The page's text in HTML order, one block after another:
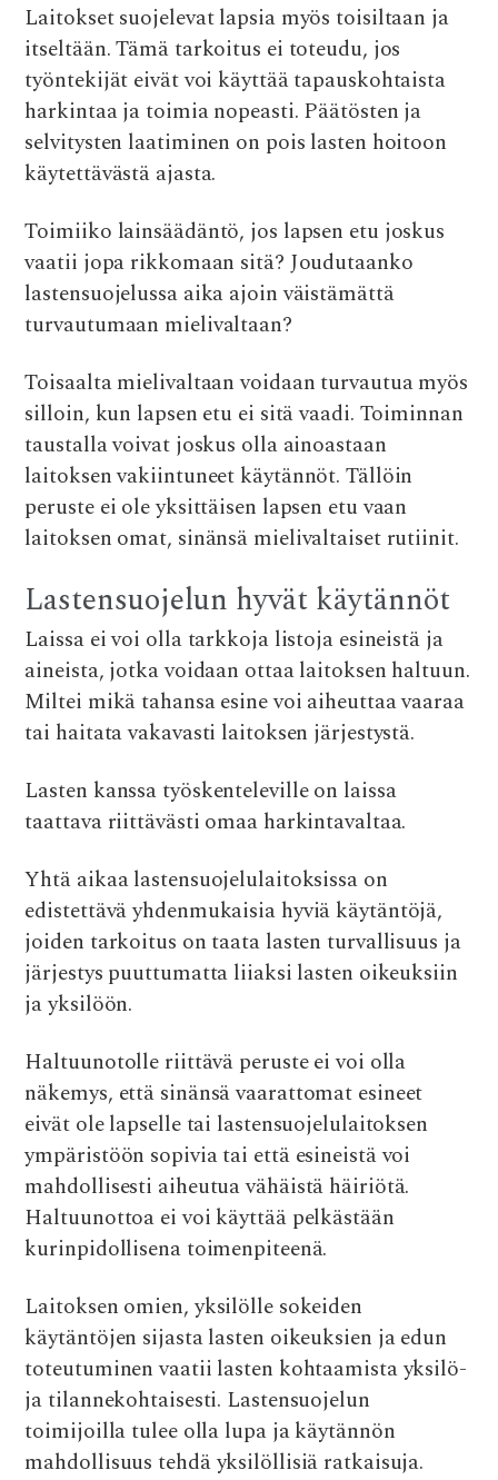
Laitokset suojelevat lapsia myös toisiltaan ja
itseltään. Tämä tarkoitus ei toteudu, jos
työntekijät eivät voi käyttää tapauskohtaista
harkintaa ja toimia nopeasti. Päätösten ja
selvitysten laatiminen on pois lasten hoitoon
käytettävästä ajasta.
Toimiiko lainsäädäntö, jos lapsen etu joskus
vaatii jopa rikkomaan sitä? Joudutaanko
lastensuojelussa aika ajoin väistämättä
turvautumaan mielivaltaan?
Toisaalta mielivaltaan voidaan turvautua myös
silloin, kun lapsen etu ei sitä vaadi. Toiminnan
taustalla voivat joskus olla ainoastaan
laitoksen vakiintuneet käytännöt. Tällöin
peruste ei ole yksittäisen lapsen etu vaan
laitoksen omat, sinänsä mielivaltaiset rutiinit.
Lastensuojelun hyvät käytännöt
Laissa ei voi olla tarkkoja listoja esineistä ja
aineista, jotka voidaan ottaa laitoksen haltuun.
Miltei mikä tahansa esine voi aiheuttaa vaaraa
tai haitata vakavasti laitoksen järjestystä.
Lasten kanssa työskenteleville on laissa
taattava riittävästi omaa harkintavaltaa.
Yhtä aikaa lastensuojelulaitoksissa on
edistettävä yhdenmukaisia hyviä käytäntöjä,
joiden tarkoitus on taata lasten turvallisuus ja
järjestys puuttumatta liiaksi lasten oikeuksiin
ja yksilöön.
Haltuunotolle riittävä peruste ei voi olla
näkemys, että sinänsä vaarattomat esineet
eivät ole lapselle tai lastensuojelulaitoksen
ympäristöön sopivia tai että esineistä voi
mahdollisesti aiheutua vähäistä häiriötä.
Haltuunottoa ei voi käyttää pelkästään
kurinpidollisena toimenpiteenä.
Laitoksen omien, yksilölle sokeiden
käytäntöjen sijasta lasten oikeuksien ja edun
toteutuminen vaatii lasten kohtaamista yksilö-
ja tilannekohtaisesti. Lastensuojelun
toimijoilla tulee olla lupa ja käytännön
mahdollisuus tehdä yksilöllisiä ratkaisuja.